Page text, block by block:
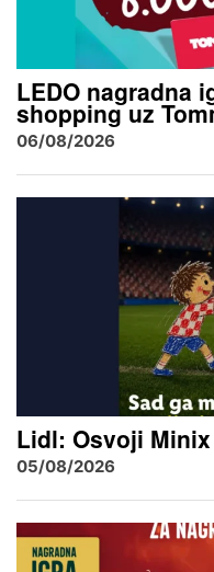
LEDO nagradna
shopping uz
06/08/2026
Lidl: Osvoji
05/08/2026